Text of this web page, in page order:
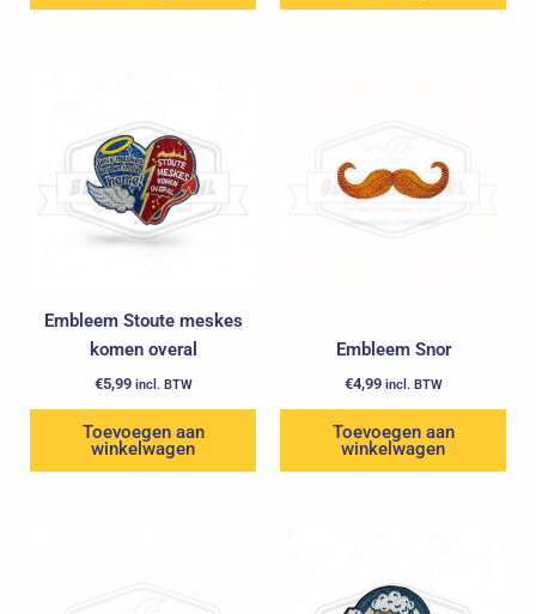
Embleem Stoute meskes
komen overal
€5,99 incl. BTW
Toevoegen aan
winkelwagen
Embleem Snor
€4,99 incl. BTW
Toevoegen aan
winkelwagen